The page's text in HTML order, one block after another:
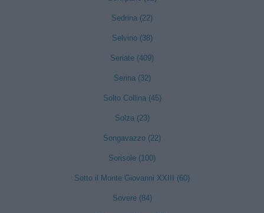
Sedrina (22)
Selvino (38)
Seriate (409)
Serina (32)
Solto Collina (45)
Solza (23)
Songavazzo (22)
Sorisole (100)
Sotto il Monte Giovanni XXIII (60)
Sovere (84)